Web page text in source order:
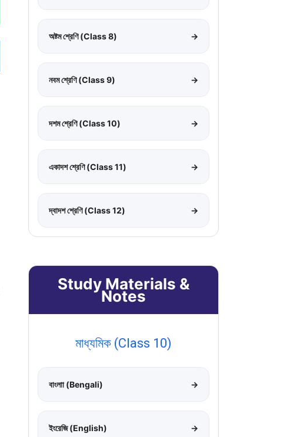
অষ্টম শ্রেণি (Class 8) →
নবম শ্রেণি (Class 9) →
দশম শ্রেণি (Class 10) →
একাদশ শ্রেণি (Class 11) →
দ্বাদশ শ্রেণি (Class 12) →
Study Materials &
Notes
মাধ্যমিক (Class 10)
বাংলাা (Bengali) →
ইংরেজি (English) →